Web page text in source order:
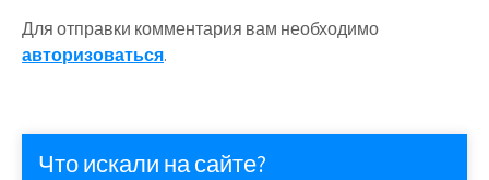
Для отправки комментария вам необходимо
авторизоваться.
Что искали на сайте?